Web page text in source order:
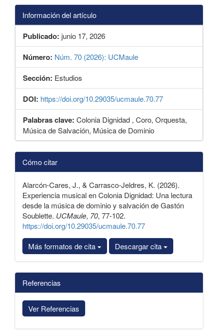
Información del artículo
Publicado: junio 17, 2026
Número: Núm. 70 (2026): UCMaule
Sección: Estudios
DOI: https://doi.org/10.29035/ucmaule.70.77
Palabras clave: Colonia Dignidad , Coro, Orquesta,
Música de Salvación, Música de Dominio
Detalles
del
artículo
Cómo citar
Alarcón-Cares, J., & Carrasco-Jeldres, K. (2026).
Experiencia musical en Colonia Dignidad: Una lectura
desde la música de dominio y salvación de Gastón
Soublette. UCMaule, 70, 77-102.
https://doi.org/10.29035/ucmaule.70.77
Más formatos de cita
Descargar cita
Referencias
Ver Referencias